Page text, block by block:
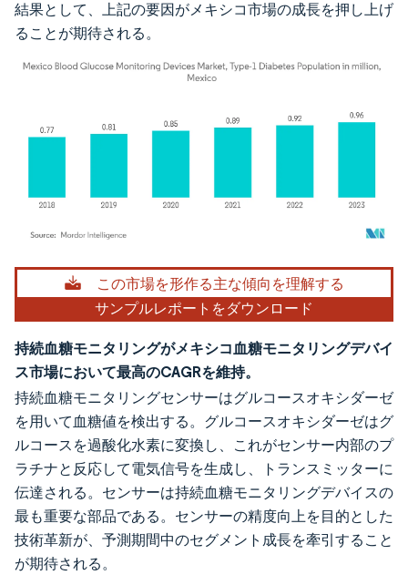
結果として、上記の要因がメキシコ市場の成長を押し上げ
ることが期待される。
画像 © Mordor Intelligence。再利用にはCC BY 4.0の表示が必要です。
この市場を形作る主な傾向を理解する
サンプルレポートをダウンロード
持続血糖モニタリングがメキシコ血糖モニタリングデバイ
ス市場において最高のCAGRを維持。
持続血糖モニタリングセンサーはグルコースオキシダーゼ
を用いて血糖値を検出する。グルコースオキシダーゼはグ
ルコースを過酸化水素に変換し、これがセンサー内部のプ
ラチナと反応して電気信号を生成し、トランスミッターに
伝達される。センサーは持続血糖モニタリングデバイスの
最も重要な部品である。センサーの精度向上を目的とした
技術革新が、予測期間中のセグメント成長を牽引すること
が期待される。